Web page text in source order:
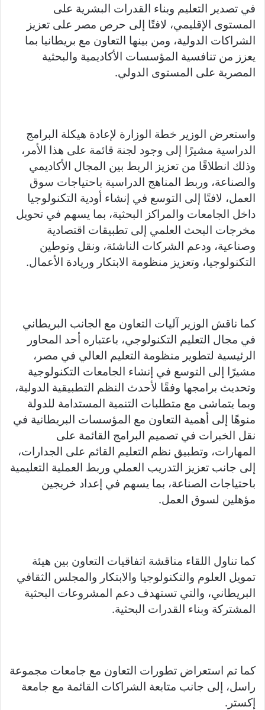
في تصدير التعليم وبناء القدرات البشرية على
المستوى الإقليمي، لافتًا إلى حرص مصر على تعزيز
الشراكات الدولية، ومن بينها التعاون مع بريطانيا بما
يعزز من تنافسية المؤسسات الأكاديمية والبحثية
المصرية على المستوى الدولي.
واستعرض الوزير خطة الوزارة لإعادة هيكلة البرامج
الدراسية مشيرًا إلى وجود لجنة قائمة على هذا الأمر،
وذلك انطلاقًا من تعزيز الربط بين المجال الأكاديمي
والصناعة، وربط المناهج الدراسية باحتياجات سوق
العمل، لافتًا إلى التوسع في إنشاء أودية التكنولوجيا
داخل الجامعات والمراكز البحثية، بما يسهم في تحويل
مخرجات البحث العلمي إلى تطبيقات اقتصادية
وصناعية، ودعم الشركات الناشئة، ونقل وتوطين
التكنولوجيا، وتعزيز منظومة الابتكار وريادة الأعمال.
كما ناقش الوزير آليات التعاون مع الجانب البريطاني
في مجال التعليم التكنولوجي، باعتباره أحد المحاور
الرئيسية لتطوير منظومة التعليم العالي في مصر،
مشيرًا إلى التوسع في إنشاء الجامعات التكنولوجية
وتحديث برامجها وفقًا لأحدث النظم التطبيقية الدولية،
وبما يتماشى مع متطلبات التنمية المستدامة للدولة
منوهًا إلى أهمية التعاون مع المؤسسات البريطانية في
نقل الخبرات في تصميم البرامج القائمة على
المهارات، وتطبيق نظم التعليم القائم على الجدارات،
إلى جانب تعزيز التدريب العملي وربط العملية التعليمية
باحتياجات الصناعة، بما يسهم في إعداد خريجين
مؤهلين لسوق العمل.
كما تناول اللقاء مناقشة اتفاقيات التعاون بين هيئة
تمويل العلوم والتكنولوجيا والابتكار والمجلس الثقافي
البريطاني، والتي تستهدف دعم المشروعات البحثية
المشتركة وبناء القدرات البحثية.
كما تم استعراض تطورات التعاون مع جامعات مجموعة
راسل، إلى جانب متابعة الشراكات القائمة مع جامعة
إكستر.